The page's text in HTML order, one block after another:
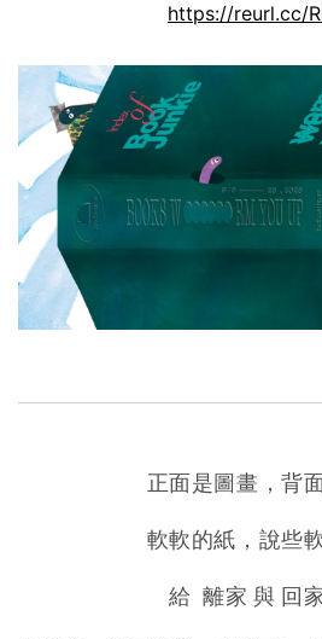
https://reurl.cc/
正面是圖畫，背
軟軟的紙，說些
給離家 與 回